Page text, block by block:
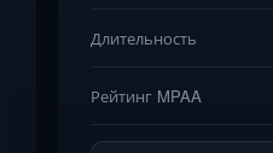
Длительность
Рейтинг MPAA